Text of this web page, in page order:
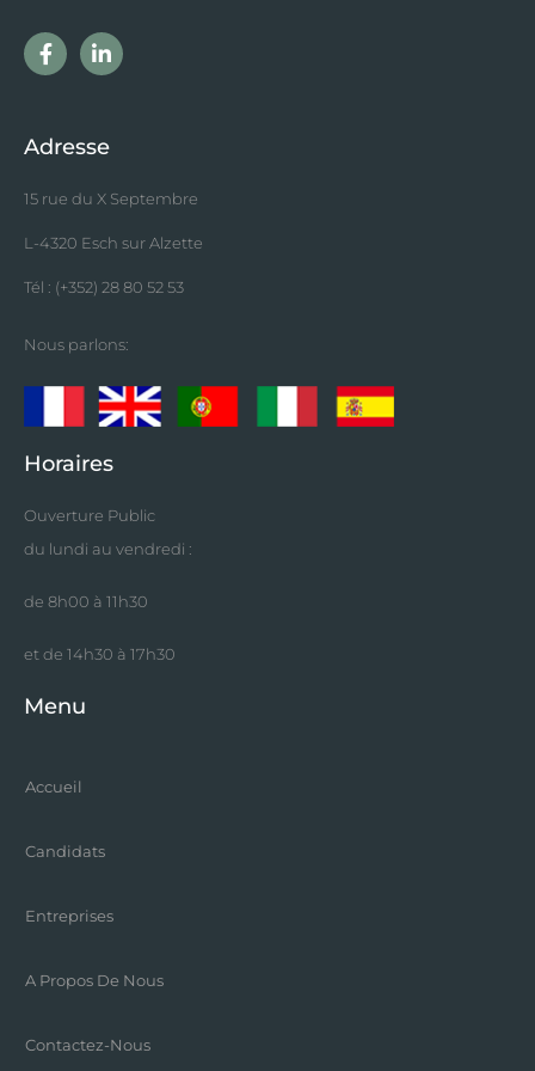
Adresse
15 rue du X Septembre
L-4320 Esch sur Alzette
Tél : (+352) 28 80 52 53
Nous parlons:
Horaires
Ouverture Public
du lundi au vendredi :
de 8h00 à 11h30
et de 14h30 à 17h30
Menu
Accueil
Candidats
Entreprises
A Propos De Nous
Contactez-Nous